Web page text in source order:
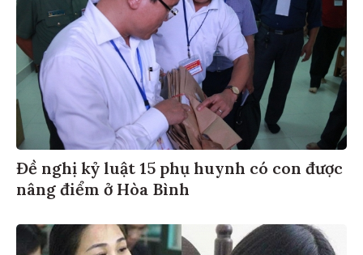
Đề nghị kỷ luật 15 phụ huynh có con được
nâng điểm ở Hòa Bình